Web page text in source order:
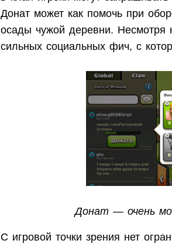
Донат может как помочь при
осады чужой деревни. Несмотря
сильных социальных фич, с
Донат — очень
С игровой точки зрения нет